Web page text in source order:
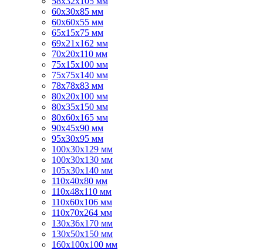
60х30х85 мм
60х60х55 мм
65х15х75 мм
69х21х162 мм
70х20х110 мм
75х15х100 мм
75х75х140 мм
78х78х83 мм
80х20х100 мм
80х35х150 мм
80х60х165 мм
90х45х90 мм
95х30х95 мм
100х30х129 мм
100х30х130 мм
105х30х140 мм
110х40х80 мм
110х48х110 мм
110х60х106 мм
110х70х264 мм
130х36х170 мм
130х50х150 мм
160х100х100 мм